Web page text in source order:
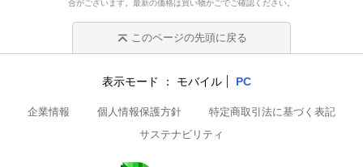
合がございます。最新の価格は買い物かごでご確認ください。
このページの先頭に戻る
表示モード モバイル PC
企業情報 個人情報保護方針
特定商取引法に基づく表記
サステナビリティ